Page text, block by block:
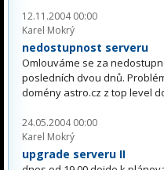
12.11.2004 00:00
Karel Mokrý
nedostupnost serveru
Omlouváme se za
posledních dvou dnů.
domény astro.cz z top level
24.05.2004 00:00
Karel Mokrý
upgrade serveru II